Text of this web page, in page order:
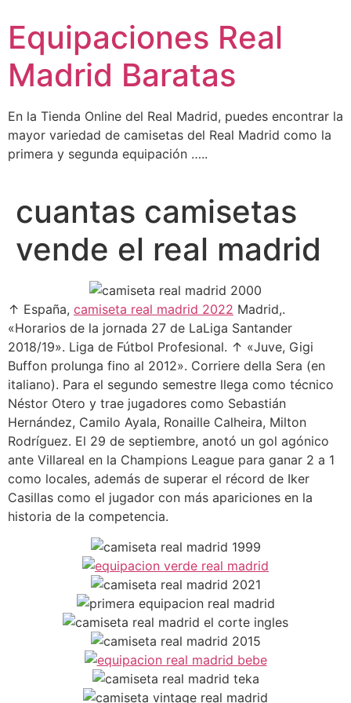
contenido
Equipaciones Real
Madrid Baratas
En la Tienda Online del Real Madrid, puedes encontrar la
mayor variedad de camisetas del Real Madrid como la
primera y segunda equipación …..
cuantas camisetas
vende el real madrid
↑ España, camiseta real madrid 2022 Madrid,.
«Horarios de la jornada 27 de LaLiga Santander
2018/19». Liga de Fútbol Profesional. ↑ «Juve, Gigi
Buffon prolunga fino al 2012». Corriere della Sera (en
italiano). Para el segundo semestre llega como técnico
Néstor Otero y trae jugadores como Sebastián
Hernández, Camilo Ayala, Ronaille Calheira, Milton
Rodríguez. El 29 de septiembre, anotó un gol agónico
ante Villareal en la Champions League para ganar 2 a 1
como locales, además de superar el récord de Iker
Casillas como el jugador con más apariciones en la
historia de la competencia.